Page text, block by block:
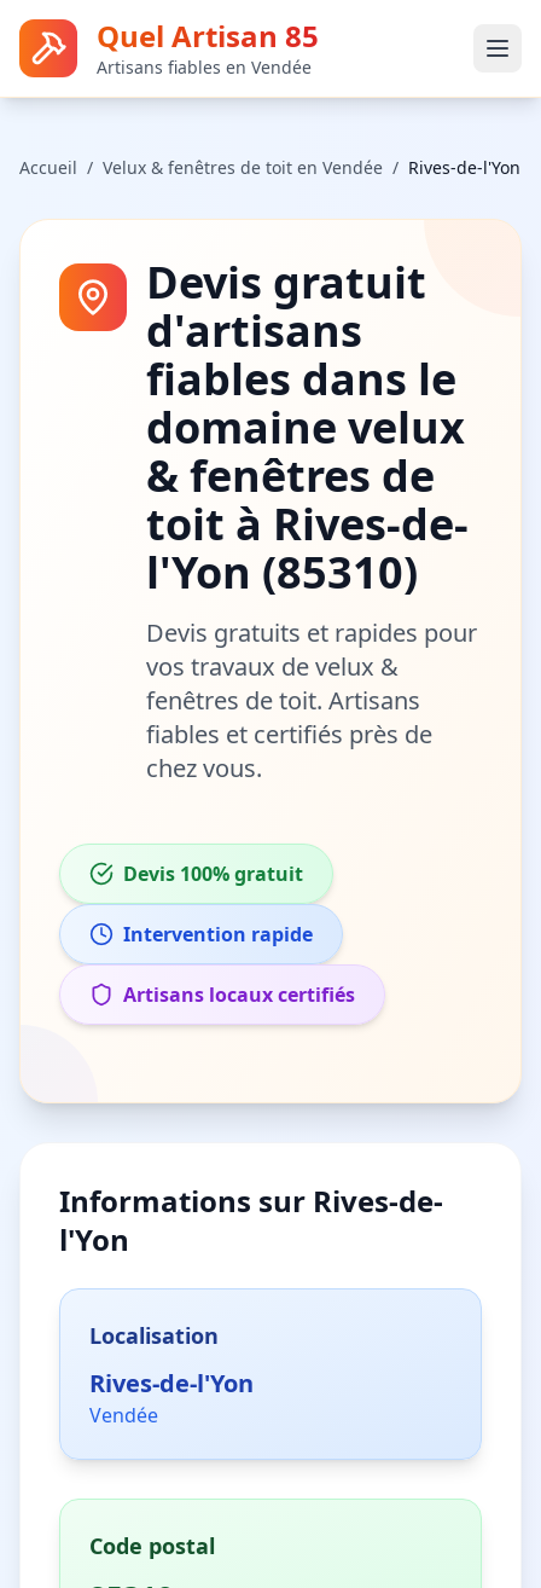
Quel Artisan 85
Artisans fiables en Vendée
Accueil / Velux & fenêtres de toit en Vendée / Rives-de-l'Yon
Devis gratuit
d'artisans
fiables dans le
domaine velux
& fenêtres de
toit à Rives-de-
l'Yon (85310)
Devis gratuits et rapides pour
vos travaux develux &
fenêtres de toit. Artisans
fiables et certifiés près de
chez vous.
Devis 100% gratuit
Intervention rapide
Artisans locaux certifiés
Informations sur Rives-de-
l'Yon
Localisation
Rives-de-l'Yon
Vendée
Code postal